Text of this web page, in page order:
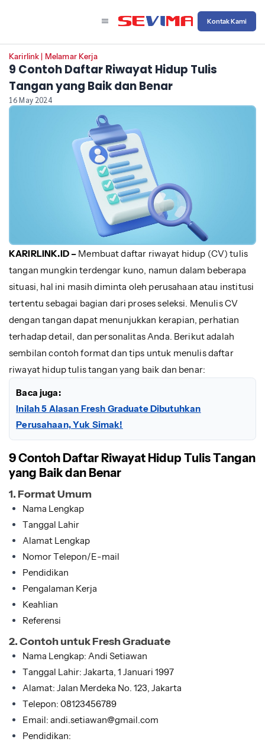
Kontak Kami
Karirlink | Melamar Kerja
9 Contoh Daftar Riwayat Hidup Tulis
Tangan yang Baik dan Benar
16 May 2024
KARIRLINK.ID – Membuat daftar riwayat hidup (CV) tulis
tangan mungkin terdengar kuno, namun dalam beberapa
situasi, hal ini masih diminta oleh perusahaan atau institusi
tertentu sebagai bagian dari proses seleksi. Menulis CV
dengan tangan dapat menunjukkan kerapian, perhatian
terhadap detail, dan personalitas Anda. Berikut adalah
sembilan contoh format dan tips untuk menulis daftar
riwayat hidup tulis tangan yang baik dan benar:
Baca juga:
Inilah 5 Alasan Fresh Graduate Dibutuhkan
Perusahaan, Yuk Simak!
9 Contoh Daftar Riwayat Hidup Tulis Tangan
yang Baik dan Benar
1. Format Umum
Nama Lengkap
Tanggal Lahir
Alamat Lengkap
Nomor Telepon/E-mail
Pendidikan
Pengalaman Kerja
Keahlian
Referensi
2. Contoh untuk Fresh Graduate
Nama Lengkap: Andi Setiawan
Tanggal Lahir: Jakarta, 1 Januari 1997
Alamat: Jalan Merdeka No. 123, Jakarta
Telepon: 08123456789
Email: andi.setiawan@gmail.com
Pendidikan: